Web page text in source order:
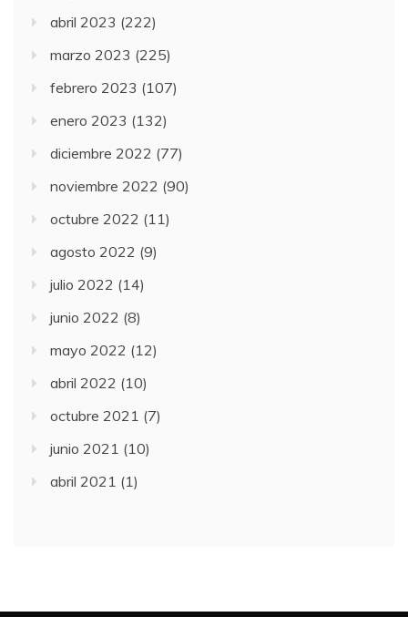
abril 2023 (222)
marzo 2023 (225)
febrero 2023 (107)
enero 2023 (132)
diciembre 2022 (77)
noviembre 2022 (90)
octubre 2022 (11)
agosto 2022 (9)
julio 2022 (14)
junio 2022 (8)
mayo 2022 (12)
abril 2022 (10)
octubre 2021 (7)
junio 2021 (10)
abril 2021 (1)